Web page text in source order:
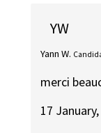
YW
Yann W.
merci
17